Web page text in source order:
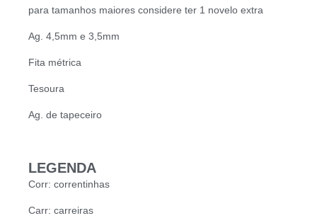
para tamanhos maiores considere ter 1 novelo extra
Ag. 4,5mm e 3,5mm
Fita métrica
Tesoura
Ag. de tapeceiro
LEGENDA
Corr: correntinhas
Carr: carreiras